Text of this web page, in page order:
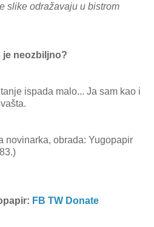
slike odražavaju u bistrom
je neozbiljno?
ispada malo... Ja sam kao i
novinarka, obrada: Yugopapir
FB TW Donate